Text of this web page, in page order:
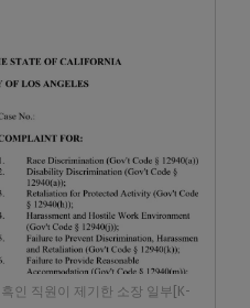
인 직원이 제기한 소장 일부[K-